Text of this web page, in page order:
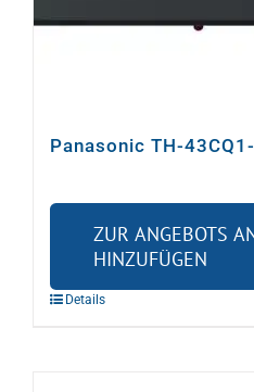
Panasonic TH-
ZUR ANGEBOTS
HINZUFÜGEN
Details